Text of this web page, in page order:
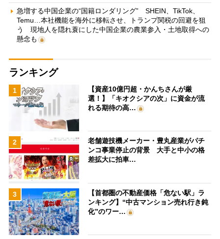
急増する中国企業の“国籍ロンダリング” SHEIN、TikTok、
Temu…本社機能を海外に移転させ、トランプ関税の回避を狙
う 現地人を隠れ蓑にした中国企業の農業参入・土地取得への
懸念も
ランキング
1
【資産10億円超・かんちさんが厳
選！】「キオクシアの次」に資金が流
れる期待の高…
2
老舗遊技機メーカー・豊丸産業がパチ
ンコ事業停止の背景 大手と中小の格
差拡大に拍車…
3
【首都圏の不動産価格「危ない駅」ラ
ンキング】“中古マンション売れ行き鈍
化”のワー…